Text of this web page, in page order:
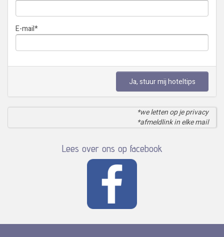
E-mail*
Ja, stuur mij hoteltips
*we letten op je privacy
*afmeldlink in elke mail
Lees over ons op facebook